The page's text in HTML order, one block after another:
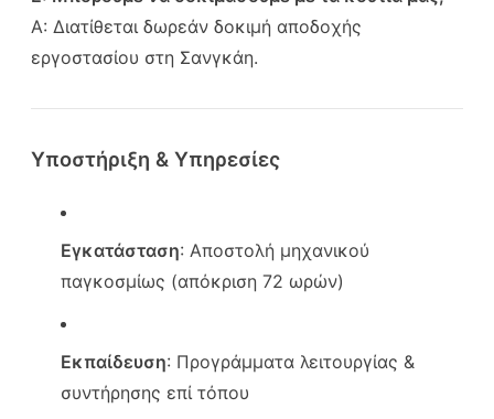
Α: Διατίθεται δωρεάν δοκιμή αποδοχής
εργοστασίου στη Σανγκάη.
Υποστήριξη & Υπηρεσίες
Εγκατάσταση: Αποστολή μηχανικού
παγκοσμίως (απόκριση 72 ωρών)
Εκπαίδευση: Προγράμματα λειτουργίας &
συντήρησης επί τόπου